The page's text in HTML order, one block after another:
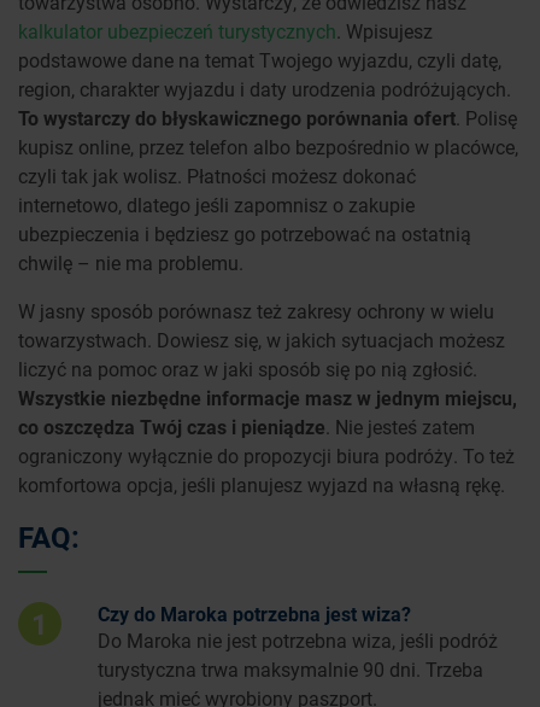
kalkulator ubezpieczeń turystycznych. Wpisujesz
podstawowe dane na temat Twojego wyjazdu, czyli datę,
region, charakter wyjazdu i daty urodzenia podróżujących.
To wystarczy do błyskawicznego porównania ofert. Polisę
kupisz online, przez telefon albo bezpośrednio w placówce,
czyli tak jak wolisz. Płatności możesz dokonać
internetowo, dlatego jeśli zapomnisz o zakupie
ubezpieczenia i będziesz go potrzebować na ostatnią
chwilę – nie ma problemu.
W jasny sposób porównasz też zakresy ochrony w wielu
towarzystwach. Dowiesz się, w jakich sytuacjach możesz
liczyć na pomoc oraz w jaki sposób się po nią zgłosić.
Wszystkie niezbędne informacje masz w jednym miejscu,
co oszczędza Twój czas i pieniądze. Nie jesteś zatem
ograniczony wyłącznie do propozycji biura podróży. To też
komfortowa opcja, jeśli planujesz wyjazd na własną rękę.
FAQ:
1
Czy do Maroka potrzebna jest wiza?
Do Maroka nie jest potrzebna wiza, jeśli podróż
turystyczna trwa maksymalnie 90 dni. Trzeba
jednak mieć wyrobiony paszport.